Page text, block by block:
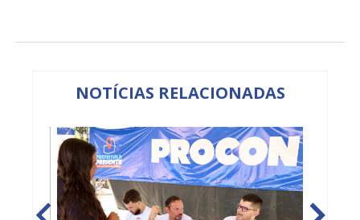
NOTÍCIAS RELACIONADAS